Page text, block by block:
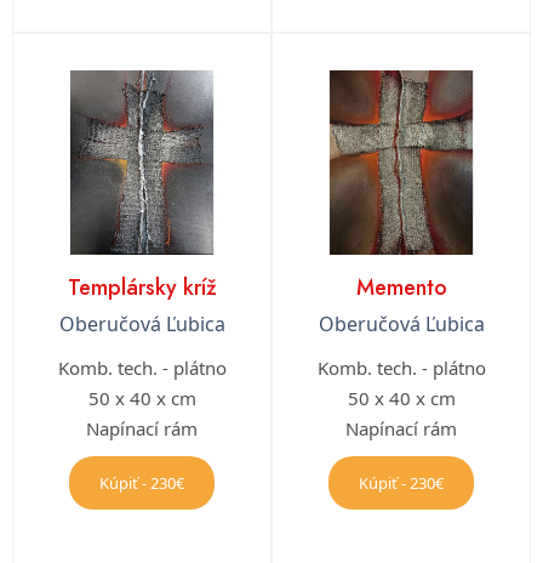
Templársky kríž
Oberučová Ľubica
Komb. tech. - plátno
50 x 40 x cm
Napínací rám
Kúpiť - 230€
Memento
Oberučová Ľubica
Komb. tech. - plátno
50 x 40 x cm
Napínací rám
Kúpiť - 230€